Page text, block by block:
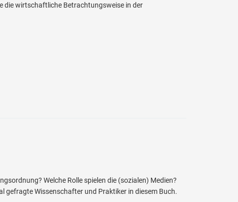
die wirtschaftliche Betrachtungsweise in der
Welche Rolle spielen die (sozialen) Medien?
gefragte Wissenschafter und Praktiker in diesem Buch.